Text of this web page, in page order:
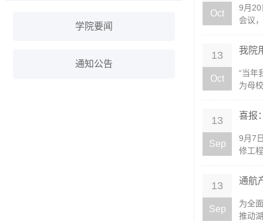
学院要闻
通知公告
Oct
9月20
会议
13
Oct
我院
“当年
为母
13
Sep
喜报
9月7
修工
13
Sep
通航
为全
推动